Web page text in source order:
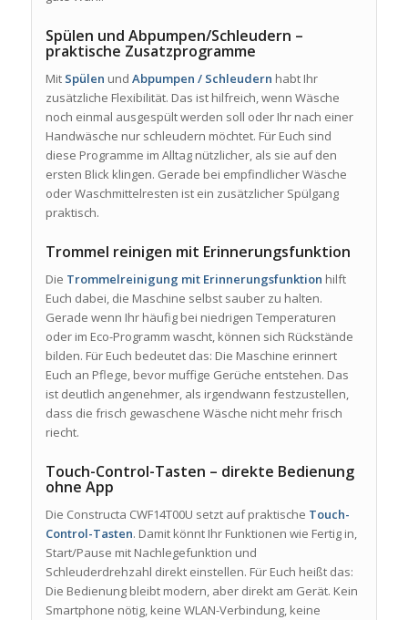
Spülen und Abpumpen/Schleudern –
praktische Zusatzprogramme
Mit Spülen und Abpumpen / Schleudern habt Ihr
zusätzliche Flexibilität. Das ist hilfreich, wenn Wäsche
noch einmal ausgespült werden soll oder Ihr nach einer
Handwäsche nur schleudern möchtet. Für Euch sind
diese Programme im Alltag nützlicher, als sie auf den
ersten Blick klingen. Gerade bei empfindlicher Wäsche
oder Waschmittelresten ist ein zusätzlicher Spülgang
praktisch.
Trommel reinigen mit Erinnerungsfunktion
Die Trommelreinigung mit Erinnerungsfunktion hilft
Euch dabei, die Maschine selbst sauber zu halten.
Gerade wenn Ihr häufig bei niedrigen Temperaturen
oder im Eco-Programm wascht, können sich Rückstände
bilden. Für Euch bedeutet das: Die Maschine erinnert
Euch an Pflege, bevor muffige Gerüche entstehen. Das
ist deutlich angenehmer, als irgendwann festzustellen,
dass die frisch gewaschene Wäsche nicht mehr frisch
riecht.
Touch-Control-Tasten – direkte Bedienung
ohne App
Die Constructa CWF14T00U setzt auf praktische Touch-
Control-Tasten. Damit könnt Ihr Funktionen wie Fertig in,
Start/Pause mit Nachlegefunktion und
Schleuderdrehzahl direkt einstellen. Für Euch heißt das:
Die Bedienung bleibt modern, aber direkt am Gerät. Kein
Smartphone nötig, keine WLAN-Verbindung, keine